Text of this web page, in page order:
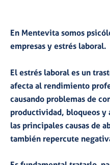
En Mentevita somos
empresas y estrés laboral.
El estrés laboral es un
afecta al rendimiento
causando problemas de
productividad, bloqueos y
las principales causas de
también repercute